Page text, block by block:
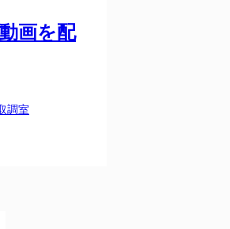
画を配
調室